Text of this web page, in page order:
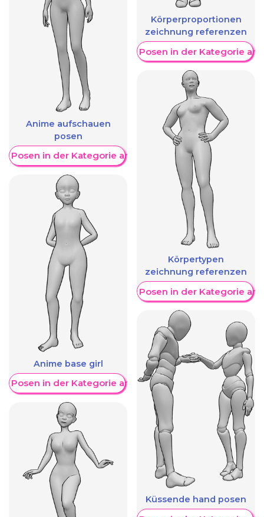
Anime aufschauen
posen
Posen in der Kategorie anzeigen
Anime base girl
Posen in der Kategorie anzeigen
Körperproportionen
zeichnung referenzen
Weitere Posen in der Kategorie
Körpertypen
zeichnung referenzen
Weitere Posen in der Kategorie
Küssende hand posen